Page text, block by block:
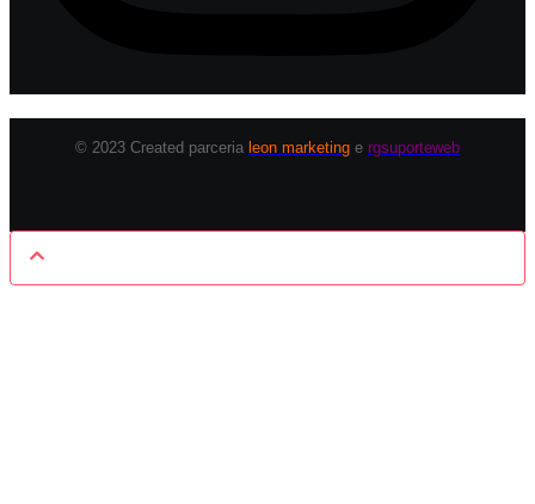
© 2023 Created parceria leon marketing e rgsuporteweb